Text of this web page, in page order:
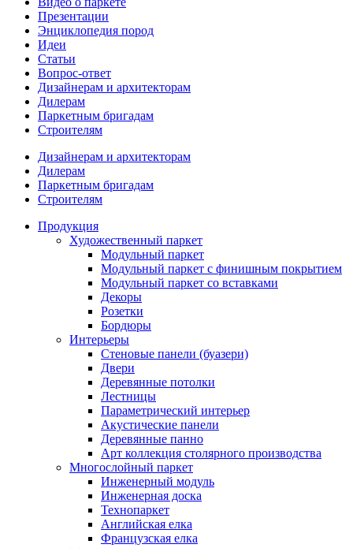
Презентации
Энциклопедия пород
Идеи
Статьи
Вопрос-ответ
Дизайнерам и архитекторам
Дилерам
Паркетным бригадам
Строителям
Дизайнерам и архитекторам
Дилерам
Паркетным бригадам
Строителям
Продукция
Художественный паркет
Модульный паркет
Модульный паркет с финишным покрытием
Модульный паркет со вставками
Декоры
Розетки
Бордюры
Интерьеры
Стеновые панели (буазери)
Двери
Деревянные потолки
Лестницы
Параметрический интерьер
Акустические панели
Деревянные панно
Арт коллекция столярного производства
Многослойный паркет
Инженерный модуль
Инженерная доска
Технопаркет
Английская елка
Французская елка